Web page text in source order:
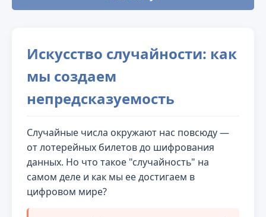
Искусство случайности: как
мы создаем
непредсказуемость
Случайные числа окружают нас повсюду —
от лотерейных билетов до шифрования
данных. Но что такое "случайность" на
самом деле и как мы ее достигаем в
цифровом мире?